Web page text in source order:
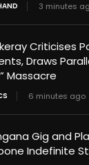
3 minutes
Criticises
Draws
Massacre
6 minutes ago
Gig and
Indefinite